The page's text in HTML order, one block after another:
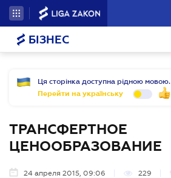
БІЗНЕС
Ця сторінка доступна рідною мовою.
Перейти на українську
ТРАНСФЕРТНОЕ
ЦЕНООБРАЗОВАНИЕ
24 апреля 2015, 09:06 229